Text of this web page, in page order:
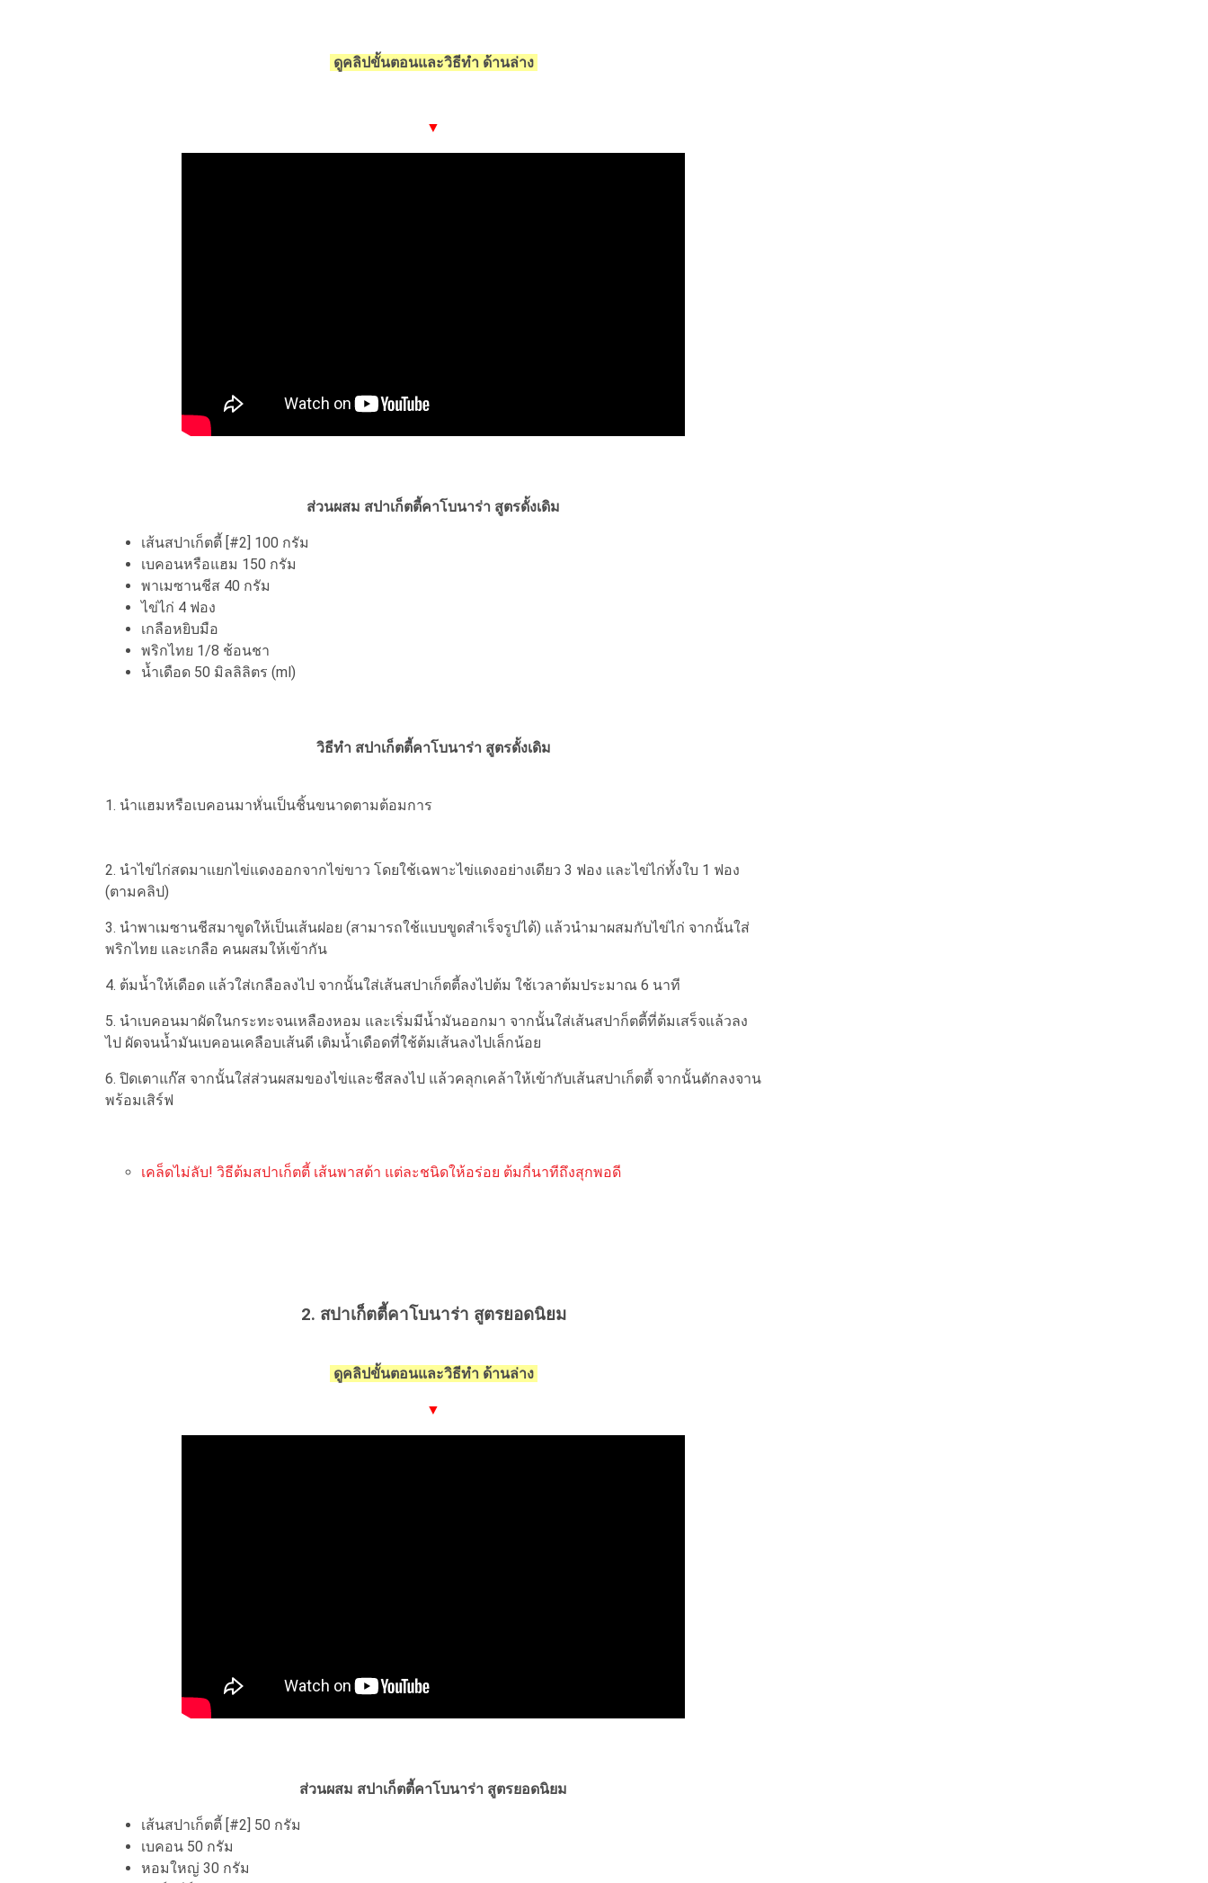
ดูคลิปขั้นตอนและวิธีทำ ด้านล่าง
▼
ส่วนผสม สปาเก็ตตี้คาโบนาร่า สูตรดั้งเดิม
เส้นสปาเก็ตตี้ [#2] 100 กรัม
เบคอนหรือแฮม 150 กรัม
พาเมซานชีส 40 กรัม
ไข่ไก่ 4 ฟอง
เกลือหยิบมือ
พริกไทย 1/8 ช้อนชา
น้ำเดือด 50 มิลลิลิตร (ml)
วิธีทำ สปาเก็ตตี้คาโบนาร่า สูตรดั้งเดิม
1. นำแฮมหรือเบคอนมาหั่นเป็นชิ้นขนาดตามต้อมการ
2. นำไข่ไก่สดมาแยกไข่แดงออกจากไข่ขาว โดยใช้เฉพาะไข่แดงอย่างเดียว 3 ฟอง และไข่ไก่ทั้งใบ 1 ฟอง
(ตามคลิป)
3. นำพาเมซานชีสมาขูดให้เป็นเส้นฝอย (สามารถใช้แบบขูดสำเร็จรูปได้) แล้วนำมาผสมกับไข่ไก่ จากนั้นใส่
พริกไทย และเกลือ คนผสมให้เข้ากัน
4. ต้มน้ำให้เดือด แล้วใส่เกลือลงไป จากนั้นใส่เส้นสปาเก็ตตี้ลงไปต้ม ใช้เวลาต้มประมาณ 6 นาที
5. นำเบคอนมาผัดในกระทะจนเหลืองหอม และเริ่มมีน้ำมันออกมา จากนั้นใส่เส้นสปาก็ตตี้ที่ต้มเสร็จแล้วลง
ไป ผัดจนน้ำมันเบคอนเคลือบเส้นดี เติมน้ำเดือดที่ใช้ต้มเส้นลงไปเล็กน้อย
6. ปิดเตาแก๊ส จากนั้นใส่ส่วนผสมของไข่และชีสลงไป แล้วคลุกเคล้าให้เข้ากับเส้นสปาเก็ตตี้ จากนั้นตักลงจาน
พร้อมเสิร์ฟ
เคล็ดไม่ลับ! วิธีต้มสปาเก็ตตี้ เส้นพาสต้า แต่ละชนิดให้อร่อย ต้มกี่นาทีถึงสุกพอดี
2. สปาเก็ตตี้คาโบนาร่า สูตรยอดนิยม
ดูคลิปขั้นตอนและวิธีทำ ด้านล่าง
▼
ส่วนผสม สปาเก็ตตี้คาโบนาร่า สูตรยอดนิยม
เส้นสปาเก็ตตี้ [#2] 50 กรัม
เบคอน 50 กรัม
หอมใหญ่ 30 กรัม